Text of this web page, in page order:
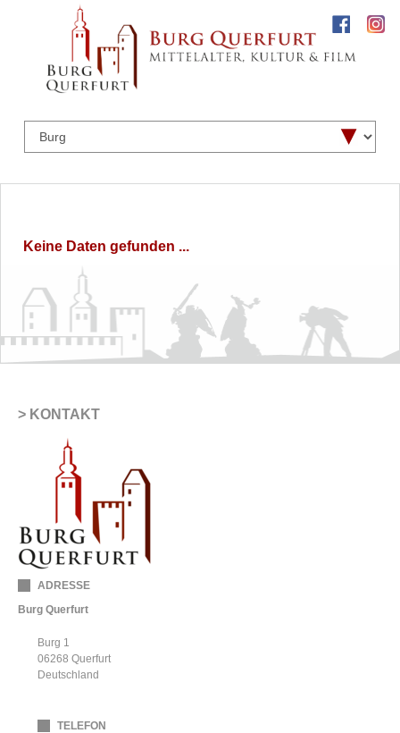
Keine Daten gefunden ...
KONTAKT
ADRESSE
Burg Querfurt
Burg 1
06268 Querfurt
Deutschland
TELEFON